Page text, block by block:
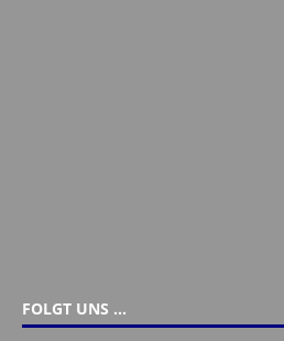
FOLGT UNS …